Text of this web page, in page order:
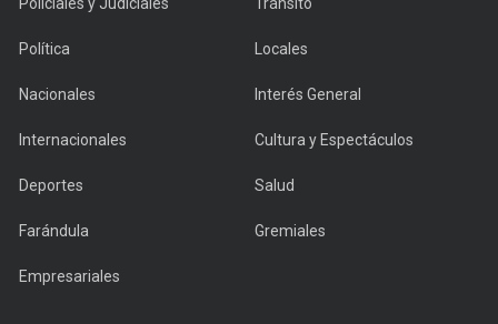
Política Locales
Nacionales Interés General
Internacionales Cultura y Espectáculos
Deportes Salud
Farándula Gremiales
Empresariales